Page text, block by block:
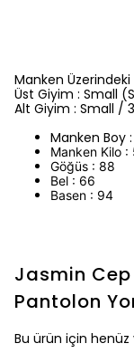
Manken Üzerindeki
Üst Giyim : Small
Alt Giyim : Small /
Manken Boy
Manken Kilo :
Göğüs : 88
Bel : 66
Basen : 94
Jasmin Cep
Pantolon
Bu ürün için henüz